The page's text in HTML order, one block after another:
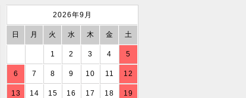
2026年9月
日 月 火 水 木 金 土
1 2 3 4 5
6 7 8 9 10 11 12
13 14 15 16 17 18 19